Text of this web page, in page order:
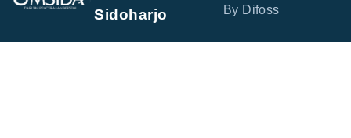
Sidoharjo
By Difoss